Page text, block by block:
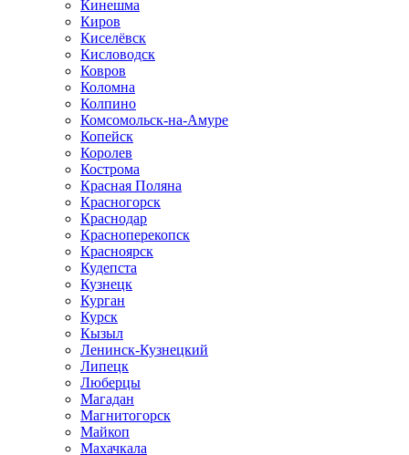
Кинешма
Киров
Киселёвск
Кисловодск
Ковров
Коломна
Колпино
Комсомольск-на-Амуре
Копейск
Королев
Кострома
Красная Поляна
Красногорск
Краснодар
Красноперекопск
Красноярск
Кудепста
Кузнецк
Курган
Курск
Кызыл
Ленинск-Кузнецкий
Липецк
Люберцы
Магадан
Магнитогорск
Майкоп
Махачкала